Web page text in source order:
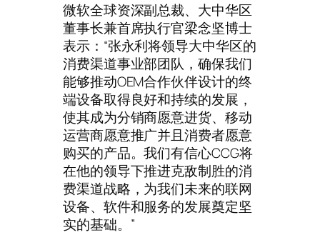
微软全球资深副总裁、大中华区
董事长兼首席执行官梁念坚博士
表示：“张永利将领导大中华区的
消费渠道事业部团队，确保我们
能够推动OEM合作伙伴设计的终
端设备取得良好和持续的发展，
使其成为分销商愿意进货、移动
运营商愿意推广并且消费者愿意
购买的产品。我们有信心CCG将
在他的领导下推进克敌制胜的消
费渠道战略，为我们未来的联网
设备、软件和服务的发展奠定坚
实的基础。”